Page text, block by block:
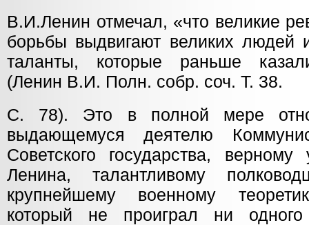
В.И.Ленин отмечал, «что великие
борьбы выдвигают великих людей
таланты, которые раньше
(Ленин В.И. Полн. собр. соч. Т. 38.
С. 78). Это в полной мере
выдающемуся деятелю
Советского государства,
Ленина, талантливому
крупнейшему военному
который не проиграл ни